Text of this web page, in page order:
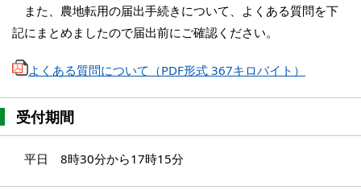
また、農地転用の届出手続きについて、よくある質問を下
記にまとめましたので届出前にご確認ください。
よくある質問について（PDF形式 367キロバイト）
受付期間
平日 8時30分から17時15分